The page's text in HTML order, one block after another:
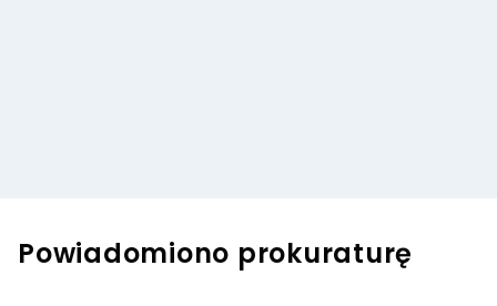
Powiadomiono prokuraturę